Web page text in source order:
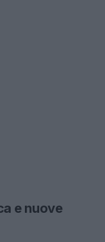
e nuove